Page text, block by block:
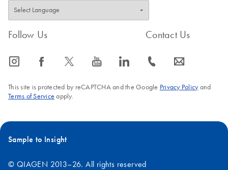
Follow Us
icon_0065_instagram-s icon_0064_facebook-s icon_0340_cc_gen_x-s icon_0077_youtube-s icon_0066_linkedin-s
Contact Us
icon_0072_phone-s icon_0063_envelope-s
This site is protected by reCAPTCHA and the Google Privacy Policyand
Terms of Service apply.
Sample to Insight
© QIAGEN 2013–26. All rights reserved